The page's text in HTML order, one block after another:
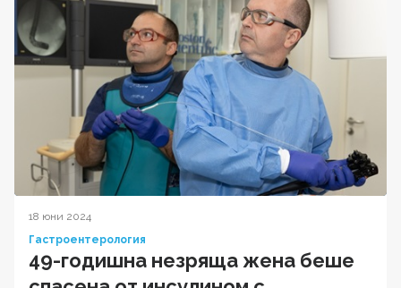
18 юни 2024
Гастроентерология
49-годишна незряща жена беше